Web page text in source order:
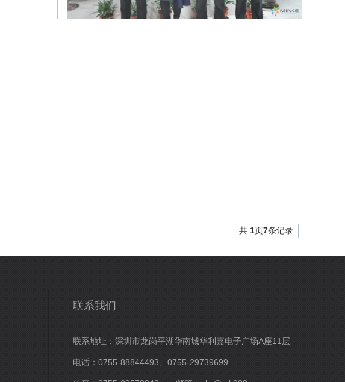
共 1页7条记录
联系我们
联系地址：深圳市龙岗平湖华南城华利嘉电子广场A座11层
电话：0755-88844493、0755-29739699